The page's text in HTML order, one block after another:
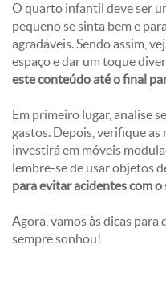
O quarto infantil deve ser
pequeno se sinta bem e
agradáveis. Sendo assim,
espaço e dar um toque
este conteúdo até o final
Em primeiro lugar, analise
gastos. Depois, verifique as
investirá em móveis
lembre-se de usar objetos
para evitar acidentes com o
Agora, vamos às dicas
sempre sonhou!